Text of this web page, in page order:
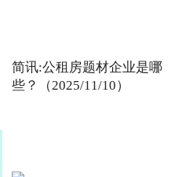
简讯:公租房题材企业是哪
些？（2025/11/10）